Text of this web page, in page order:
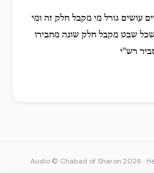
עושים גורל מי מקבל חלק זה ומי
שבט מקבל חלק שונה מחבירו
רש"י
Audio © Chabad of Sharon 2026 ·